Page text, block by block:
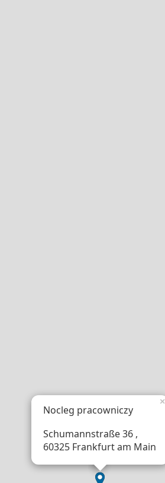
Nocleg pracowniczy
Schumannstraße 36 ,
60325 Frankfurt am Main
×